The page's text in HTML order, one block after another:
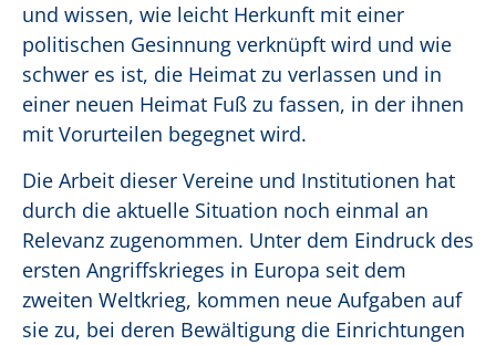
und wissen, wie leicht Herkunft mit einer
politischen Gesinnung verknüpft wird und wie
schwer es ist, die Heimat zu verlassen und in
einer neuen Heimat Fuß zu fassen, in der ihnen
mit Vorurteilen begegnet wird.
Die Arbeit dieser Vereine und Institutionen hat
durch die aktuelle Situation noch einmal an
Relevanz zugenommen. Unter dem Eindruck des
ersten Angriffskrieges in Europa seit dem
zweiten Weltkrieg, kommen neue Aufgaben auf
sie zu, bei deren Bewältigung die Einrichtungen